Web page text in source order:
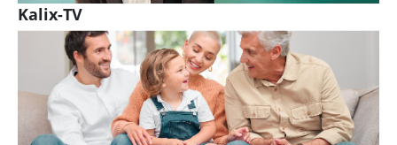
Kalix-TV